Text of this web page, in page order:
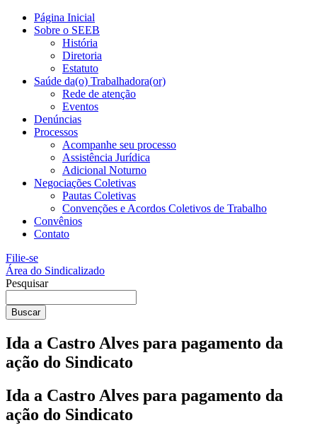
Página Inicial
Sobre o SEEB
História
Diretoria
Estatuto
Saúde da(o) Trabalhadora(or)
Rede de atenção
Eventos
Denúncias
Processos
Acompanhe seu processo
Assistência Jurídica
Adicional Noturno
Negociações Coletivas
Pautas Coletivas
Convenções e Acordos Coletivos de Trabalho
Convênios
Contato
Filie-se
Área do Sindicalizado
Pesquisar
Buscar
Ida a Castro Alves para pagamento da
ação do Sindicato
Ida a Castro Alves para pagamento da
ação do Sindicato